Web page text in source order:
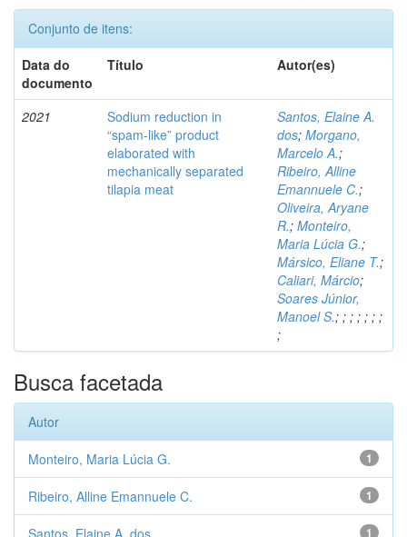
Conjunto de itens:
Data do
documento
Título Autor(es)
2021
Sodium reduction in
“spam-like” product
elaborated with
mechanically separated
tilapia meat
Santos, Elaine A.
dos; Morgano,
Marcelo A.;
Ribeiro, Alline
Emannuele C.;
Oliveira, Aryane
R.; Monteiro,
Maria Lúcia G.;
Mársico, Eliane T.;
Caliari, Márcio;
Soares Júnior,
Manoel S.; ; ; ; ; ; ;
;
Busca facetada
Autor
1
Monteiro, Maria Lúcia G.
1
Ribeiro, Alline Emannuele C.
1